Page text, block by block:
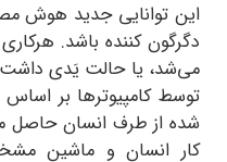
این توانایی جدید هوش
دگرگون کننده باشد.
می‌شد، یا حالت یَدی
توسط کامپیوترها بر
شده از طرف انسان حاصل
کار انسان و ماشین